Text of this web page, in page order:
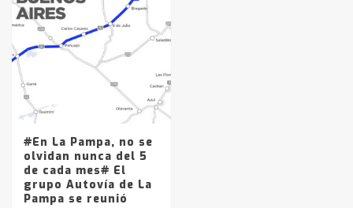
#En La Pampa, no se
olvidan nunca del 5
de cada mes# El
grupo Autovía de La
Pampa se reunió